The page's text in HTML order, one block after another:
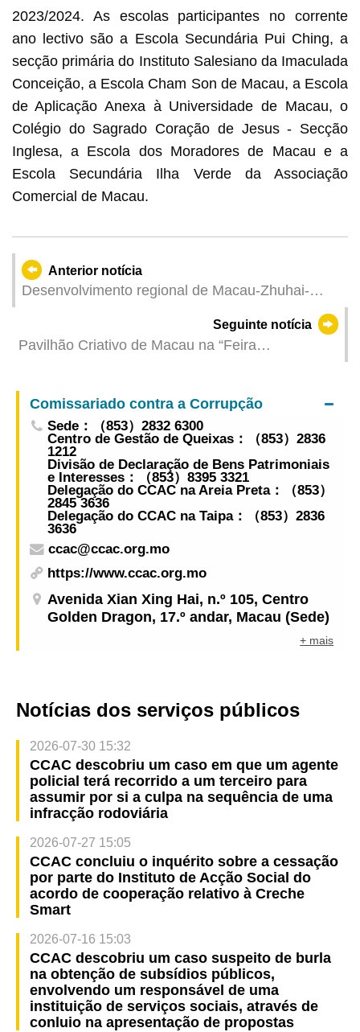
2023/2024. As escolas participantes no corrente
ano lectivo são a Escola Secundária Pui Ching, a
secção primária do Instituto Salesiano da Imaculada
Conceição, a Escola Cham Son de Macau, a Escola
de Aplicação Anexa à Universidade de Macau, o
Colégio do Sagrado Coração de Jesus - Secção
Inglesa, a Escola dos Moradores de Macau e a
Escola Secundária Ilha Verde da Associação
Comercial de Macau.
Anterior notícia
Desenvolvimento regional de Macau-Zhuhai-
Hengqin promovido pela coordenação do sistema
de transportes —— Realizado com sucesso o 4.º
Curso de Intercâmbio e Estudo para os
Zhuhai e Hengqin
Seguinte notícia
Pavilhão Criativo de Macau na “Feira
inscrições para participação
Comissariado contra a Corrupção
Sede：（853）2832 6300
Centro de Gestão de Queixas：（853）2836
1212
Divisão de Declaração de Bens Patrimoniais
e Interesses：（853）8395 3321
Delegação do CCAC na Areia Preta：（853）
2845 3636
Delegação do CCAC na Taipa：（853）2836
3636
ccac@ccac.org.mo
https://www.ccac.org.mo
Avenida Xian Xing Hai, n.º 105, Centro
Golden Dragon, 17.º andar, Macau (Sede)
+ mais
Notícias dos serviços públicos
2026-07-30 15:32
CCAC descobriu um caso em que um agente
policial terá recorrido a um terceiro para
assumir por si a culpa na sequência de uma
infracção rodoviária
2026-07-27 15:05
CCAC concluiu o inquérito sobre a cessação
por parte do Instituto de Acção Social do
acordo de cooperação relativo à Creche
Smart
2026-07-16 15:03
CCAC descobriu um caso suspeito de burla
na obtenção de subsídios públicos,
envolvendo um responsável de uma
instituição de serviços sociais, através de
conluio na apresentação de propostas